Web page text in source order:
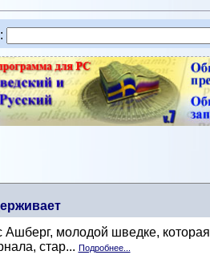
:
молодой шведке, которая
стар... Подробнее...